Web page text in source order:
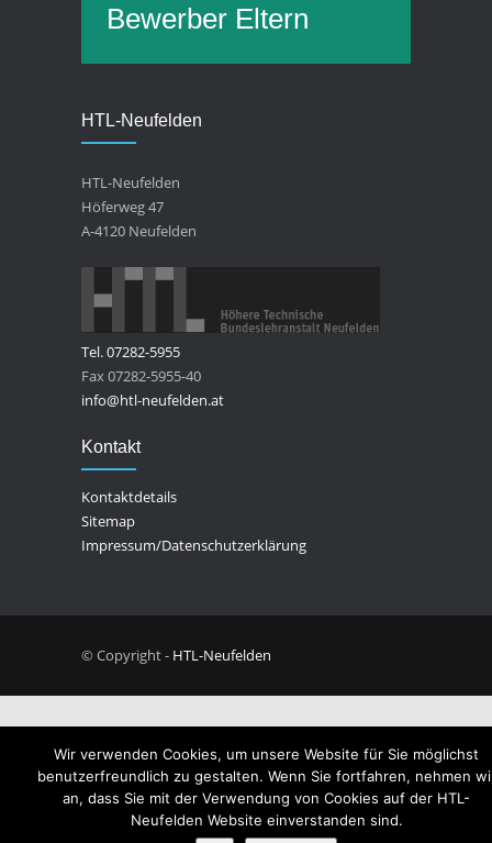
Bewerber Eltern
HTL-Neufelden
HTL-Neufelden
Höferweg 47
A-4120 Neufelden
Tel. 07282-5955
Fax 07282-5955-40
info@htl-neufelden.at
Kontakt
Kontaktdetails
Sitemap
Impressum/Datenschutzerklärung
© Copyright - HTL-Neufelden
Wir verwenden Cookies, um unsere Website für Sie möglichst
benutzerfreundlich zu gestalten. Wenn Sie fortfahren, nehmen
an, dass Sie mit der Verwendung von Cookies auf der HTL-
Neufelden Website einverstanden sind.